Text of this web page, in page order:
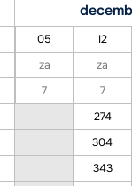
in dit gebied
van de ligging van
afwijken.
05 12
za
za
7
7
274
304
343